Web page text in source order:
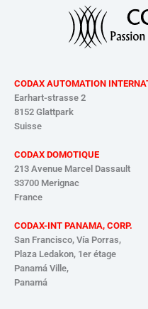
CODAX AUTOMATION
Earhart-strasse 2
8152 Glattpark
Suisse
CODAX DOMOTIQUE
213 Avenue Marcel Dassault
33700 Merignac
France
CODAX-INT PANAMA, CORP.
San Francisco, Vía Porras,
Plaza Ledakon, 1er étage
Panamá Ville,
Panamá